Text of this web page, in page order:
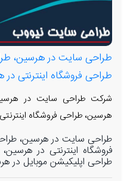
طراحی سایت در هرسین،
طراحی فروشگاه اینترنتی
شرکت طراحی سایت در
هرسین، طراحی فروشگاه
طراحی سایت در هرسین،
فروشگاه اینترنتی در
طراحی اپلیکیشن موبایل در